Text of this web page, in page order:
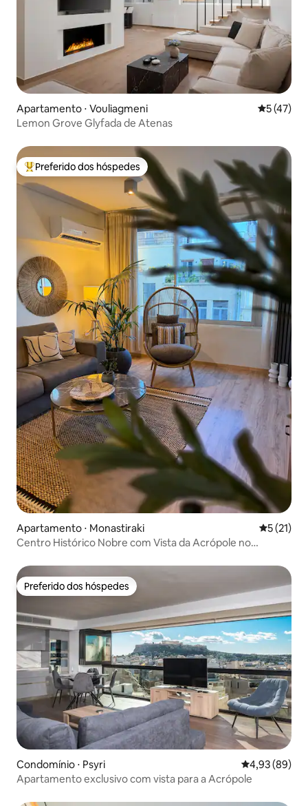
Apartamento ⋅ Vouliagmeni 5 de uma
5 (47)
Lemon Grove Glyfada de Atenas
Entre os melhores preferidos dos hóspedes
Preferido dos hóspedes
Apartamento ⋅ Monastiraki 5 de uma
5 (21)
Centro Histórico Nobre com Vista da Acrópole no
Preferido dos hóspedes
Preferido dos hóspedes
Condomínio ⋅ Psyri 4,93 de uma
4,93 (89)
Apartamento exclusivo com vista para a Acrópole